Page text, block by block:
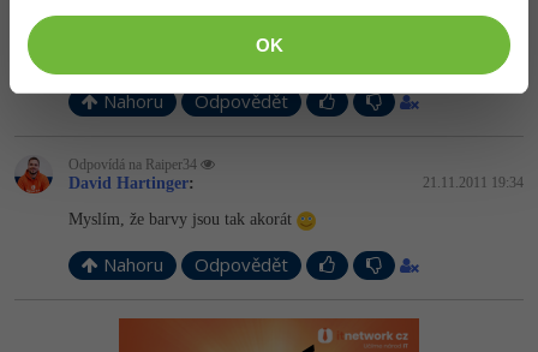
OK
co máš dělat, je to tvůj web a tvoje barvy </B> Máš <B> hezký
Nahoru Odpovědět
Odpovídá na Raiper34
David Hartinger: 21.11.2011 19:34
Myslím, že barvy jsou tak akorát
Nahoru Odpovědět